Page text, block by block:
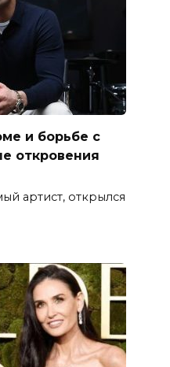
и борьбе с
откровения
артист, открылся